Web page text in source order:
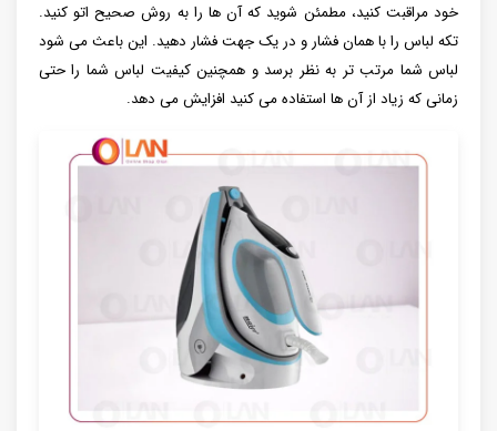
خود مراقبت کنید، مطمئن شوید که آن ها را به روش صحیح اتو کنید.
تکه لباس را با همان فشار و در یک جهت فشار دهید. این باعث می شود
لباس شما مرتب تر به نظر برسد و همچنین کیفیت لباس شما را حتی
زمانی که زیاد از آن ها استفاده می کنید افزایش می دهد.